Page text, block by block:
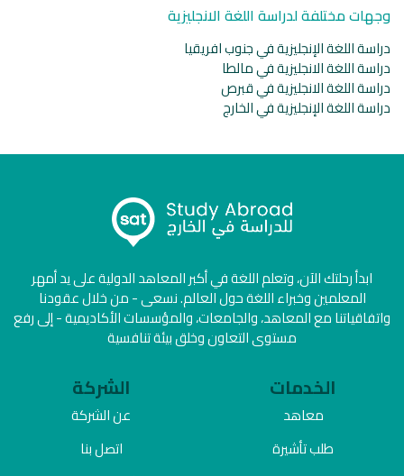
وجهات مختلفة لدراسة اللغة الانجليزية
دراسة اللغة الإنجليزية في جنوب افريقيا
دراسة اللغة الانجليزية في مالطا
دراسة اللغة الانجليزية في قبرص
دراسة اللغة الإنجليزية في الخارج
ابدأ رحلتك الآن، وتعلم اللغة في أكبر المعاهد الدولية على يد أمهر
المعلمين وخبراء اللغة حول العالم. نسعى - من خلال عقودنا
واتفاقياتنا مع المعاهد، والجامعات، والمؤسسات الأكاديمية - إلى رفع
مستوى التعاون وخلق بيئة تنافسية
الخدمات
معاهد
طلب تأشيرة
الشركة
عن الشركة
اتصل بنا